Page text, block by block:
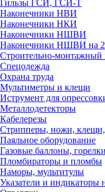
Гильзы ГСИ, ГСИ-Т
Наконечники НВИ
Наконечники НКИ
Наконечники НШВИ
Наконечники НШВИ на 2
Строительно-монтажный
Спецодежда
Охрана труда
Мультиметры и клещи
Иструмент для
Металлодетекторы
Кабелерезы
Стрипперы, ножи,
Паяльное оборудование
Газовые баллоны, горелки
Пломбираторы и пломбы
Наморы, мультитулы
Указатели и индикаторы